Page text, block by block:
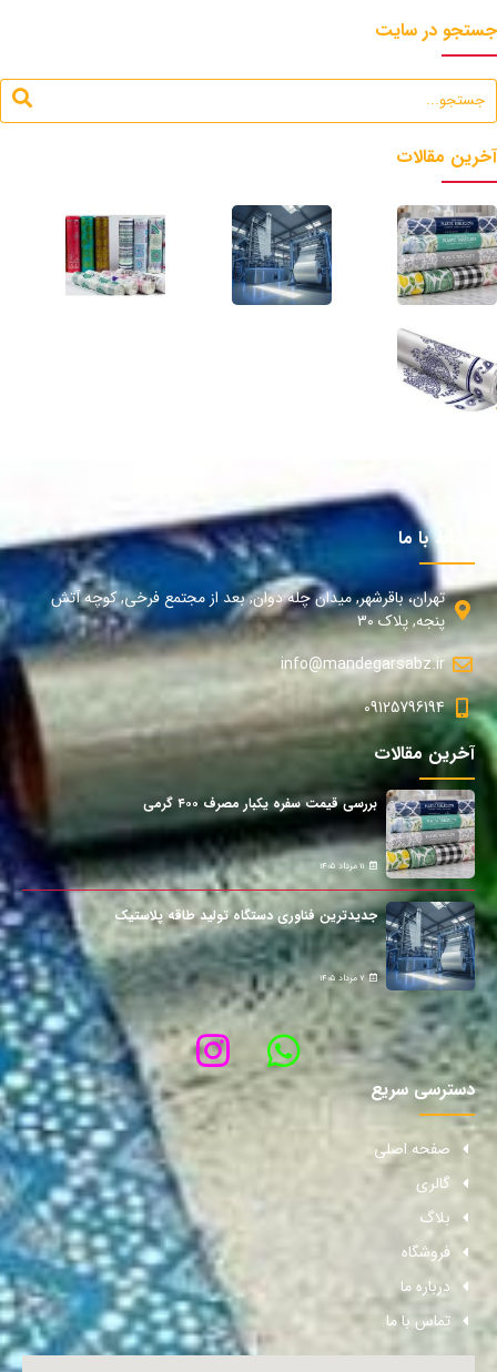
جستجو در سایت
آخرین مقالات
ارتباط با ما
تهران، باقرشهر, میدان چله دوان, بعد از مجتمع فرخی, کوچه آتش
پنجه, پلاک 30
info@mandegarsabz.ir
09125796194
آخرین مقالات
بررسی قیمت سفره یکبار مصرف ۴۰۰ گرمی
11 مرداد 1405
جدیدترین فناوری دستگاه تولید طاقه پلاستیک
7 مرداد 1405
دسترسی سریع
صفحه اصلی
گالری
بلاگ
فروشگاه
درباره ما
تماس با ما